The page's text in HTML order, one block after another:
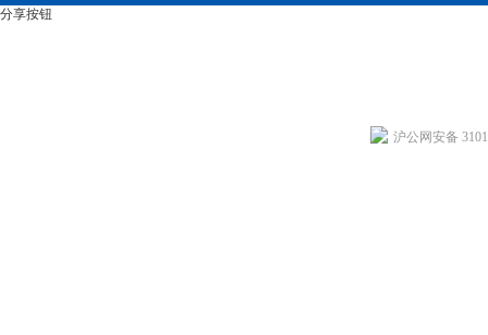
分享按钮
沪公网安备